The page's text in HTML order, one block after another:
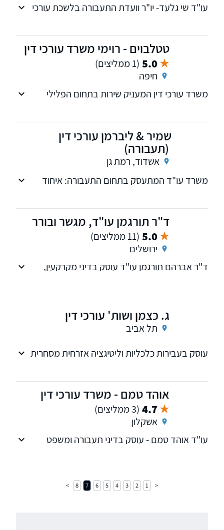
עו"ד שי גלעד- יו"ר וועדת התעבורה בלשכת עורכי
ובימ"ש לתעבורהטטלבוים - רוימי משרד עורכי דין
5.0 (1 ממליצים)
חיפה
משרד עורכי דין המעניק שירות בתחום הפלילי
שמיר & ליברמן עורכי דין
(תעבורה)
אשדוד, רמת גן
משרד עו"ד המתעסק בתחום התעבורה: איחוד
העוסקת בתחום מעל 15 שנה.
ד"ר תורגמן עו"ד, מגשר ובורר
5.0 (11 ממליצים)
ירושלים
ד"ר אברהם תורגמן עו"ד עוסק בדיני מקרקעין,
ג. כצמן ושות' עורכי דין
תל אביב
עוסק בעבירות כלכליות וליטיגציה אזרחית מסחרית
אוהד טמם - משרד עורכי דין
4.7 (3 ממליצים)
אשקלון
עו"ד אוהד טמם - עוסק בדיני תעבורה ומשפט
1
2
3
4
5
6
7
8